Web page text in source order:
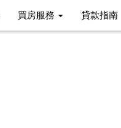
買房服務 貸款指南